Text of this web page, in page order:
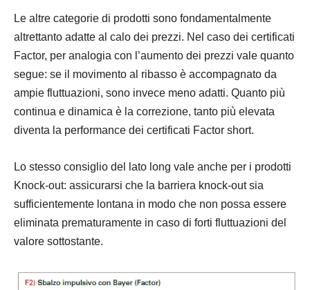
Le altre categorie di prodotti sono fondamentalmente
altrettanto adatte al calo dei prezzi. Nel caso dei certificati
Factor, per analogia con l’aumento dei prezzi vale quanto
segue: se il movimento al ribasso è accompagnato da
ampie fluttuazioni, sono invece meno adatti. Quanto più
continua e dinamica è la correzione, tanto più elevata
diventa la performance dei certificati Factor short.
Lo stesso consiglio del lato long vale anche per i prodotti
Knock-out: assicurarsi che la barriera knock-out sia
sufficientemente lontana in modo che non possa essere
eliminata prematuramente in caso di forti fluttuazioni del
valore sottostante.